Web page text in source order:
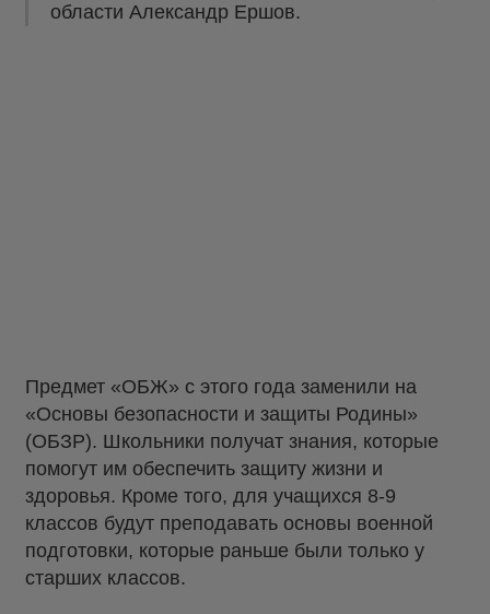
области Александр Ершов.
Предмет «ОБЖ» с этого года заменили на
«Основы безопасности и защиты Родины»
(ОБЗР). Школьники получат знания, которые
помогут им обеспечить защиту жизни и
здоровья. Кроме того, для учащихся 8-9
классов будут преподавать основы военной
подготовки, которые раньше были только у
старших классов.